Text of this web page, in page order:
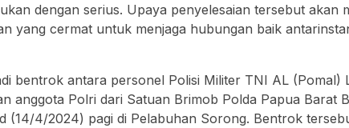
dengan serius. Upaya penyelesaian tersebut akan
yang cermat untuk menjaga hubungan baik
bentrok antara personel Polisi Militer TNI AL (Pomal)
anggota Polri dari Satuan Brimob Polda Papua Barat
(14/4/2024) pagi di Pelabuhan Sorong. Bentrok